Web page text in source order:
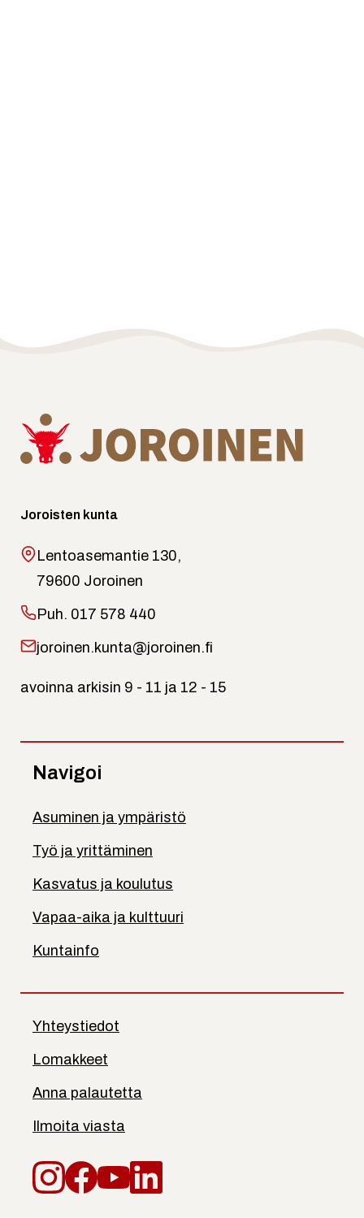
Joroisten kunta
Lentoasemantie 130,
79600 Joroinen
Puh. 017 578 440
joroinen.kunta@joroinen.fi
avoinna arkisin 9 - 11 ja 12 - 15
Navigoi
Asuminen ja ympäristö
Työ ja yrittäminen
Kasvatus ja koulutus
Vapaa-aika ja kulttuuri
Kuntainfo
Yhteystiedot
Lomakkeet
Anna palautetta
Ilmoita viasta
Instagram
Facebook
YouTube
LinkedIn